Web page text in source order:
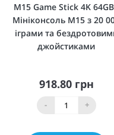
M15 Game Stick 4K 64GB
Мініконсоль M15 з 20
іграми та
джойстиками
918.80 грн
- +